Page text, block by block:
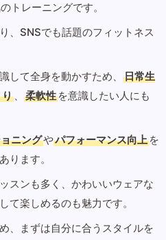
トレーニングです。
、SNSでも話題のフィットネス
して全身を動かすため、
日常生
、 柔軟性 を意識したい人にも
ニングやパフォーマンス向上 を
ります。
スンも多く、かわいいウェアな
て楽しめるのも魅力です。
、まずは自分に合うスタイルを